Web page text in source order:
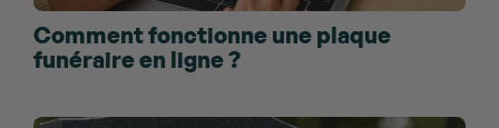
Comment fonctionne une plaque
funéraire en ligne ?